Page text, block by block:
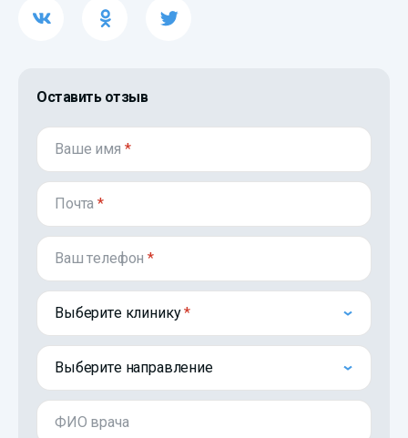
Оставить отзыв
Ваше имя *
Почта*
Ваш телефон*
Выберите клинику
Выберите направление
ФИО врача